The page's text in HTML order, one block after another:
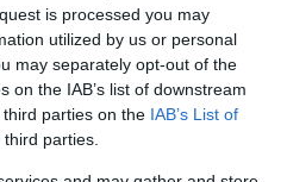
is processed you may
utilized by us or personal
may separately opt-out of the
the IAB’s list of downstream
parties on the IAB’s List of
parties.